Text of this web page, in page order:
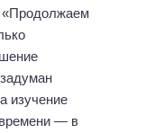
«Продолжаем
изучение
— в